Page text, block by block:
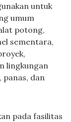
untuk
umum
potong,
sementara,
lingkungan
panas, dan
pada fasilitas